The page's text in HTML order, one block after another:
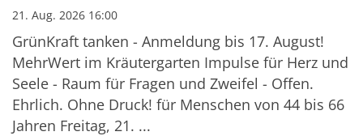
21. Aug. 2026 16:00
GrünKraft tanken - Anmeldung bis 17. August!
MehrWert im Kräutergarten Impulse für Herz und
Seele - Raum für Fragen und Zweifel - Offen.
Ehrlich. Ohne Druck! für Menschen von 44 bis 66
Jahren Freitag, 21. ...